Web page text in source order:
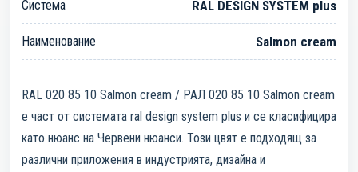
Система RAL DESIGN SYSTEM plus
Наименование Salmon cream
RAL 020 85 10 Salmon cream / РАЛ 020 85 10 Salmon cream
е част от системата ral design system plus и се класифицира
като нюанс на Червени нюанси. Този цвят е подходящ за
различни приложения в индустрията, дизайна и